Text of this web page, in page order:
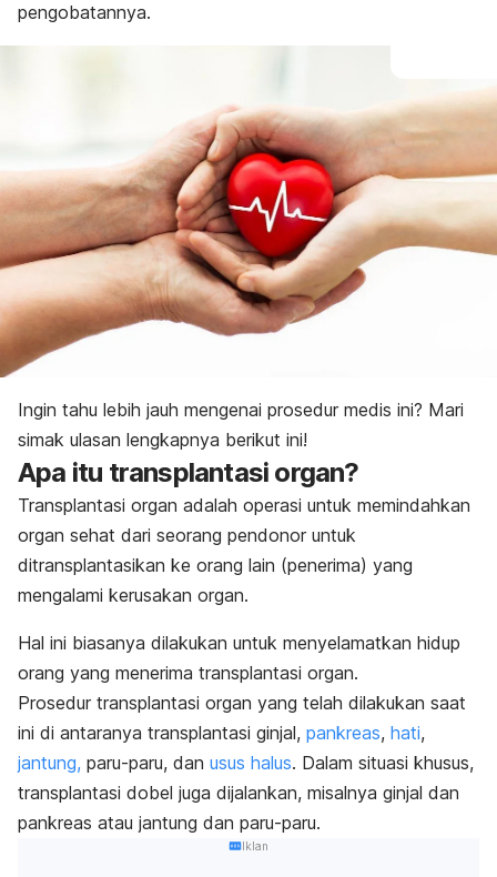
pengobatannya.
Ingin tahu lebih jauh mengenai prosedur medis ini? Mari
simak ulasan lengkapnya berikut ini!
Apa itu transplantasi organ?
Transplantasi organ adalah operasi untuk memindahkan
organ sehat dari seorang pendonor untuk
ditransplantasikan ke orang lain (penerima) yang
mengalami kerusakan organ.
Hal ini biasanya dilakukan untuk menyelamatkan hidup
orang yang menerima transplantasi organ.
Prosedur transplantasi organ yang telah dilakukan saat
ini di antaranya transplantasi ginjal, pankreas, hati,
jantung, paru-paru, dan usus halus. Dalam situasi khusus,
transplantasi dobel juga dijalankan, misalnya ginjal dan
pankreas atau jantung dan paru-paru.
Iklan